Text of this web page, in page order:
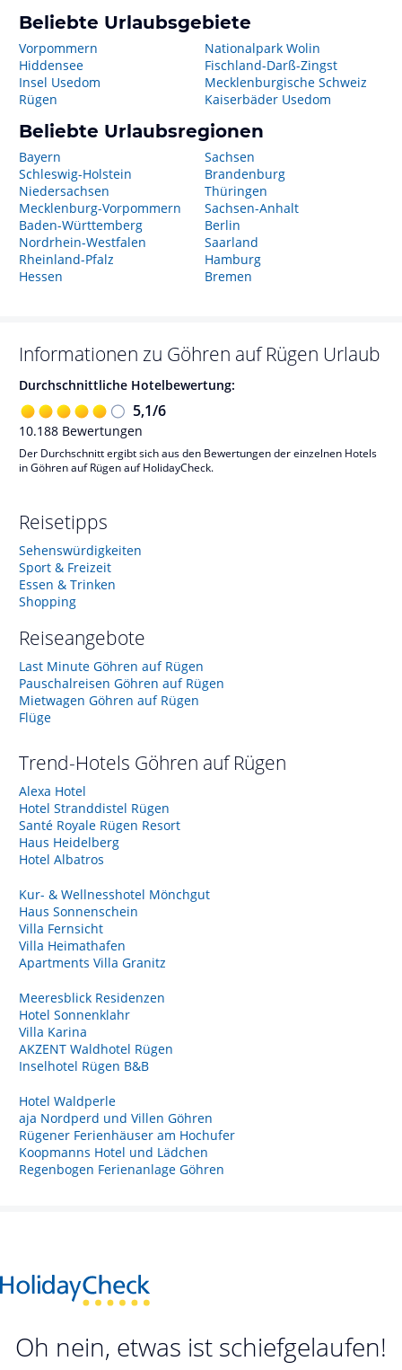
Beliebte Urlaubsgebiete
Vorpommern
Hiddensee
Insel Usedom
Rügen
Nationalpark Wolin
Fischland-Darß-Zingst
Mecklenburgische Schweiz
Kaiserbäder Usedom
Beliebte Urlaubsregionen
Bayern
Schleswig-Holstein
Niedersachsen
Mecklenburg-Vorpommern
Baden-Württemberg
Nordrhein-Westfalen
Rheinland-Pfalz
Hessen
Sachsen
Brandenburg
Thüringen
Sachsen-Anhalt
Berlin
Saarland
Hamburg
Bremen
Informationen zu Göhren auf Rügen Urlaub
Durchschnittliche Hotelbewertung:
5,1/6
10.188 Bewertungen
Der Durchschnitt ergibt sich aus den Bewertungen der einzelnen Hotels
in Göhren auf Rügen auf HolidayCheck.
Reisetipps
Sehenswürdigkeiten
Sport & Freizeit
Essen & Trinken
Shopping
Reiseangebote
Last Minute Göhren auf Rügen
Pauschalreisen Göhren auf Rügen
Mietwagen Göhren auf Rügen
Flüge
Trend-Hotels Göhren auf Rügen
Alexa Hotel
Hotel Stranddistel Rügen
Santé Royale Rügen Resort
Haus Heidelberg
Hotel Albatros
Kur- & Wellnesshotel Mönchgut
Haus Sonnenschein
Villa Fernsicht
Villa Heimathafen
Apartments Villa Granitz
Meeresblick Residenzen
Hotel Sonnenklahr
Villa Karina
AKZENT Waldhotel Rügen
Inselhotel Rügen B&B
Hotel Waldperle
aja Nordperd und Villen Göhren
Rügener Ferienhäuser am Hochufer
Koopmanns Hotel und Lädchen
Regenbogen Ferienanlage Göhren
Oh nein, etwas ist schiefgelaufen!